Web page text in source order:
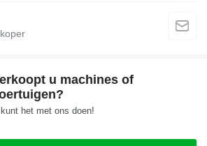
u machines of
het met ons doen!